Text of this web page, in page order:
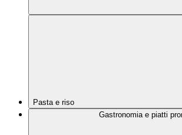
Pasta e riso
Gastronomia e piatti